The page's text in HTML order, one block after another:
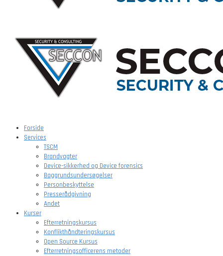
Forside
Services
TSCM
Brandvagter
Device-sikkerhed og Device forensics
Baggrundsundersøgelser
Personbeskyttelse
Presserådgivning
Andet
Kurser
Efterretningskursus
Konflikthåndteringskursus
Open Source Kursus
Efterretningsofficerens metoder